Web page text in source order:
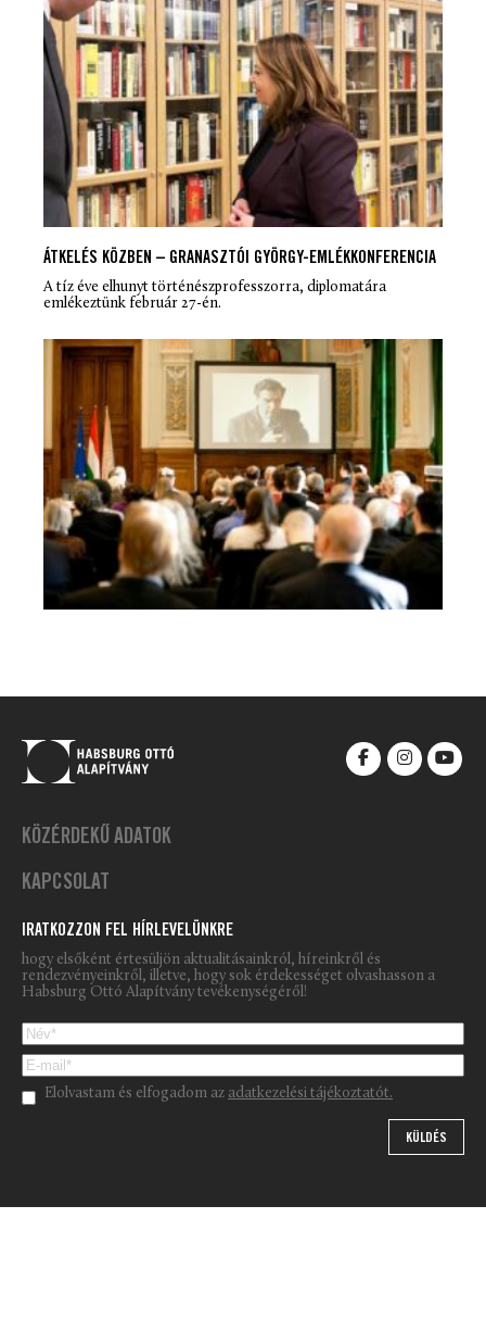
ÁTKELÉS KÖZBEN – GRANASZTÓI GYÖRGY-EMLÉKKONFERENCIA
A tíz éve elhunyt történészprofesszorra, diplomatára
emlékeztünk február 27-én.
KÖZÉRDEKŰ ADATOK
KAPCSOLAT
IRATKOZZON FEL HÍRLEVELÜNKRE
hogy elsőként értesüljön aktualitásainkról, híreinkről és
rendezvényeinkről, illetve, hogy sok érdekességet olvashasson a
Habsburg Ottó Alapítvány tevékenységéről!
Please leave this field empty.
Elolvastam és elfogadom az adatkezelési tájékoztatót.